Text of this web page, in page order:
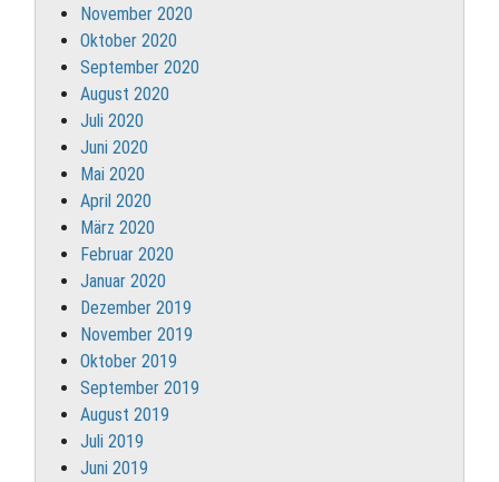
November 2020
Oktober 2020
September 2020
August 2020
Juli 2020
Juni 2020
Mai 2020
April 2020
März 2020
Februar 2020
Januar 2020
Dezember 2019
November 2019
Oktober 2019
September 2019
August 2019
Juli 2019
Juni 2019